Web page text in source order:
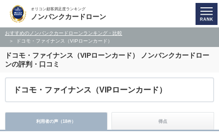
オリコン顧客満足度ランキング
ノンバンクカードローン
おすすめのノンバンクカードローンランキング・比較
ドコモ・ファイナンス（VIPローンカード）
ドコモ・ファイナンス（VIPローンカード）
ノンバンクカードロー
ンの評判・口コミ
ドコモ・ファイナンス（VIPローンカード）
利用者の声（18件） 得点